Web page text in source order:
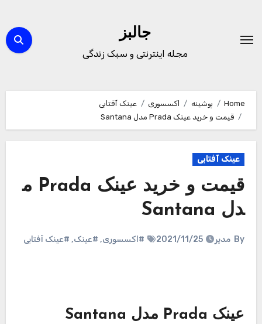
content
جالبز
مجله اینترنتی و سبک زندگی
Home پوشینه اکسسوری
عینک آفتابی
قیمت و خرید عینک Prada مدل Santana
عینک آفتابی
قیمت و خرید عینک Prada م
دل Santana
By مدیر 2021/11/25 #اکسسوری, #عینک, #عینک آفتابی
عینک Prada مدل Santana